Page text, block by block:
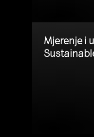
Mjerenje i